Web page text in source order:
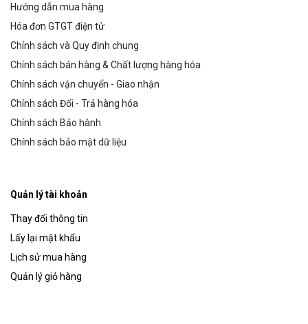
Hướng dẫn mua hàng
Hóa đơn GTGT điện tử
Chính sách và Quy định chung
Chính sách bán hàng & Chất lượng hàng hóa
Chính sách vận chuyển - Giao nhận
Chính sách Đổi - Trả hàng hóa
Chính sách Bảo hành
Chính sách bảo mật dữ liệu
Quản lý tài khoản
Thay đổi thông tin
Lấy lại mật khẩu
Lịch sử mua hàng
Quản lý giỏ hàng